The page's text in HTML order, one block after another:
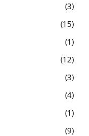
3
15
1
12
3
4
1
9